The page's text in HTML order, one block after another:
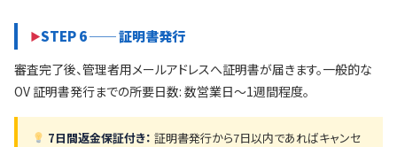
STEP 6 ── 証明書発行
審査完了後、管理者用メールアドレスへ証明書が届きます。一般的な
OV 証明書発行までの所要日数: 数営業日〜1週間程度。
7日間返金保証付き： 証明書発行から7日以内であればキャンセ